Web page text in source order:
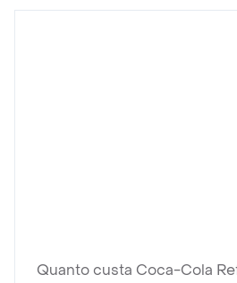
Quanto custa Coca-Cola